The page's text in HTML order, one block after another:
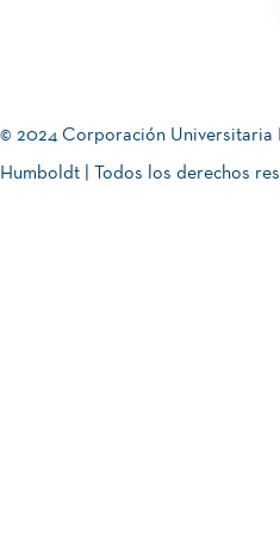
© 2024 Corporación Universitaria
Humboldt | Todos los derechos